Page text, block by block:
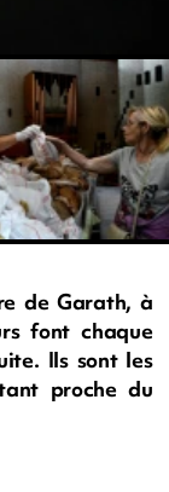
de Garath, à
font chaque
Ils sont les
proche du